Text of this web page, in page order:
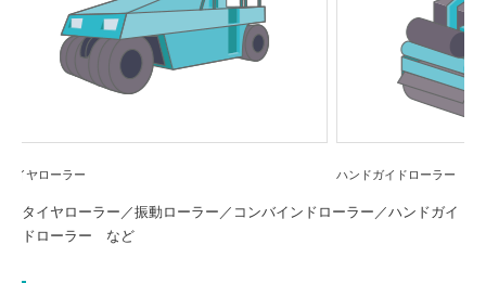
Previou
Next
タイヤローラー／振動ローラー／コンバインドローラー／ハンドガイ
ドローラー など